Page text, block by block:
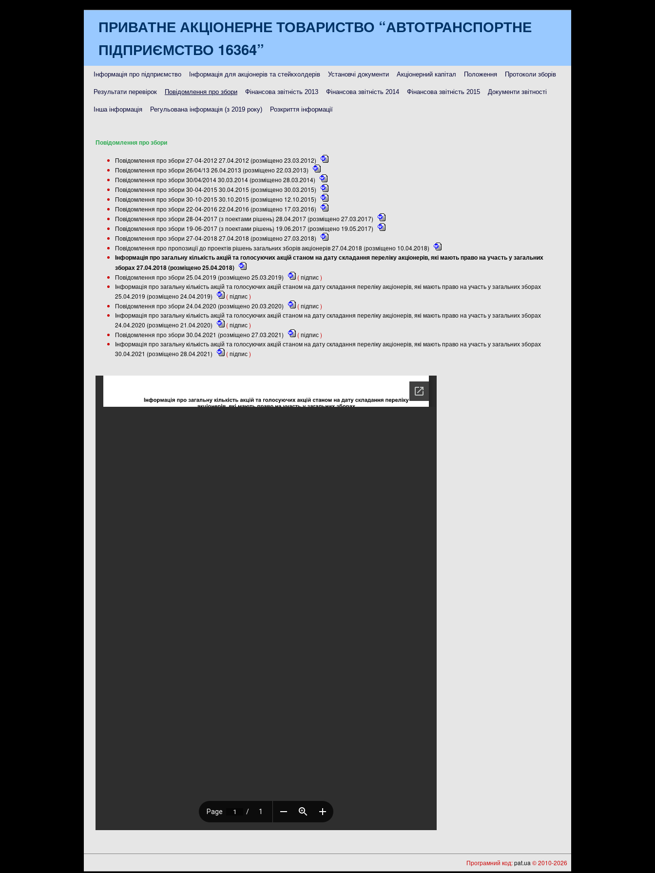
ПРИВАТНЕ АКЦІОНЕРНЕ ТОВАРИСТВО “АВТОТРАНСПОРТНЕ
ПІДПРИЄМСТВО 16364”
Інформація про підприємство Інформація для акціонерів та стейкхолдерів Установчі документи Акціонерний капітал Положення Протоколи зборів
Результати перевірок Повідомлення про збори Фінансова звітність 2013 Фінансова звітність 2014 Фінансова звітність 2015 Документи звітності
Інша інформація Регульована інформація (з 2019 року) Розкриття інформації
Повідомлення про збори
Повідомлення про збори 27-04-2012 27.04.2012 (розміщено 23.03.2012)
Повідомлення про збори 26/04/13 26.04.2013 (розміщено 22.03.2013)
Повідомлення про збори 30/04/2014 30.03.2014 (розміщено 28.03.2014)
Повідомлення про збори 30-04-2015 30.04.2015 (розміщено 30.03.2015)
Повідомлення про збори 30-10-2015 30.10.2015 (розміщено 12.10.2015)
Повідомлення про збори 22-04-2016 22.04.2016 (розміщено 17.03.2016)
Повідомлення про збори 28-04-2017 (з поектами рішень) 28.04.2017 (розміщено 27.03.2017)
Повідомлення про збори 19-06-2017 (з поектами рішень) 19.06.2017 (розміщено 19.05.2017)
Повідомлення про збори 27-04-2018 27.04.2018 (розміщено 27.03.2018)
Повідомлення про пропозиції до проектів рішень загальних зборів акціонерів 27.04.2018 (розміщено 10.04.2018)
Інформація про загальну кількість акцій та голосуючих акцій станом на дату складання переліку акціонерів, які мають право на участь у загальних
зборах 27.04.2018 (розміщено 25.04.2018)
Повідомлення про збори 25.04.2019 (розміщено 25.03.2019)
(підпис)
Інформація про загальну кількість акцій та голосуючих акцій станом на дату складання переліку акціонерів, які мають право на участь у загальних зборах
25.04.2019 (розміщено 24.04.2019)
(підпис)
Повідомлення про збори 24.04.2020 (розміщено 20.03.2020)
(підпис)
Інформація про загальну кількість акцій та голосуючих акцій станом на дату складання переліку акціонерів, які мають право на участь у загальних зборах
24.04.2020 (розміщено 21.04.2020)
(підпис)
Повідомлення про збори 30.04.2021 (розміщено 27.03.2021)
(підпис)
Інформація про загальну кількість акцій та голосуючих акцій станом на дату складання переліку акціонерів, які мають право на участь у загальних зборах
30.04.2021 (розміщено 28.04.2021)
(підпис)
Програмний код:pat.ua © 2010-2026